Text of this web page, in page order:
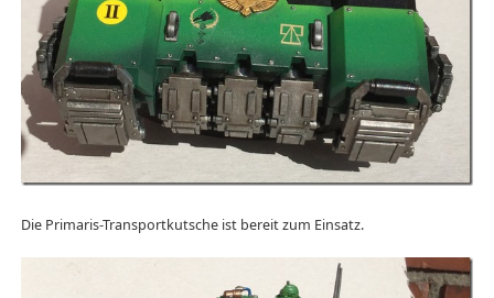
Die Primaris-Transportkutsche ist bereit zum Einsatz.